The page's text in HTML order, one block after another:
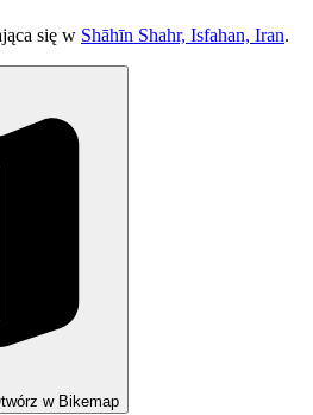
się w Shāhīn Shahr, Isfahan, Iran.
w Bikemap